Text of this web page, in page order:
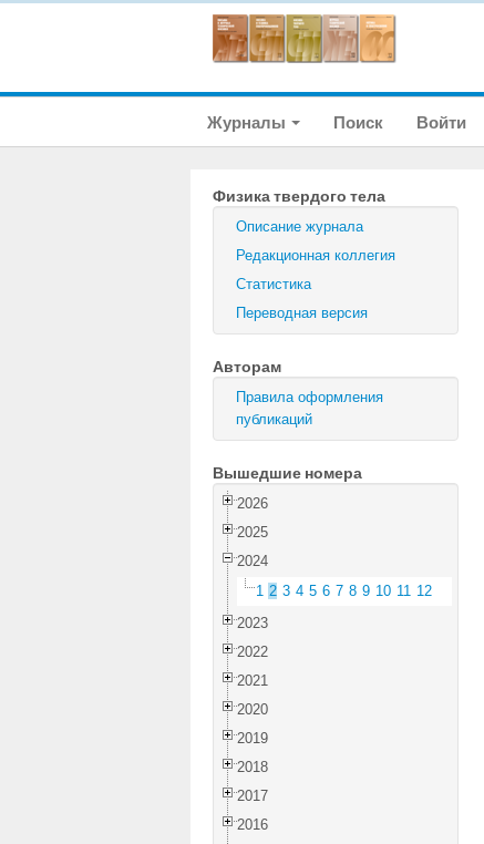
Журналы Поиск Войти
Физика твердого тела
Описание журнала
Редакционная коллегия
Статистика
Переводная версия
Авторам
Правила оформления
публикаций
Вышедшие номера
2026
2025
2024
1 2 3 4 5 6 7 8 9 10 11 12
2023
2022
2021
2020
2019
2018
2017
2016